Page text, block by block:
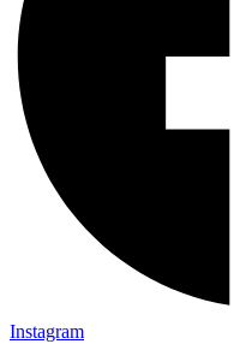
Instagram